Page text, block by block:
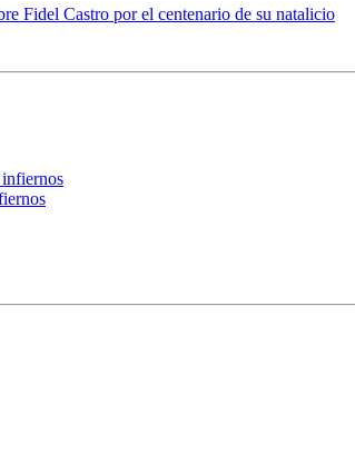
Fidel Castro por el centenario de su natalicio